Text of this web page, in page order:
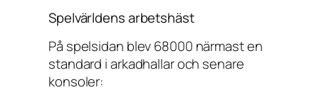
Spelvärldens arbetshäst
På spelsidan blev 68000 närmast en
standard i arkadhallar och senare
konsoler: